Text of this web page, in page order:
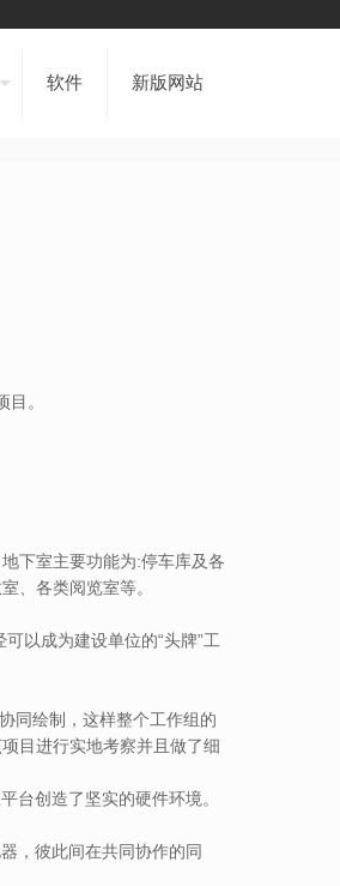
软件 新版网站
。
下室主要功能为:停车库及各
、各类阅览室等。
以成为建设单位的“头牌”工
同绘制，这样整个工作组的
目进行实地考察并且做了细
台创造了坚实的硬件环境。
，彼此间在共同协作的同